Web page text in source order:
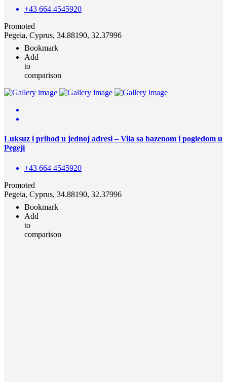
+43 664 4545920
Promoted
Pegeia, Cyprus, 34.88190, 32.37996
Bookmark
Add
to
comparison
Luksuz i prihod u jednoj adresi – Vila sa bazenom i pogledom u
Pegeji
+43 664 4545920
Promoted
Pegeia, Cyprus, 34.88190, 32.37996
Bookmark
Add
to
comparison